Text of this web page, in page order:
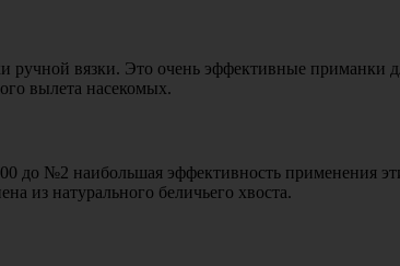
вязки. Это очень эффективные приманки
вылета насекомых.
до №2 наибольшая эффективность применения
из натурального беличьего хвоста.